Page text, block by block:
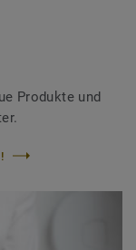
Produkte und